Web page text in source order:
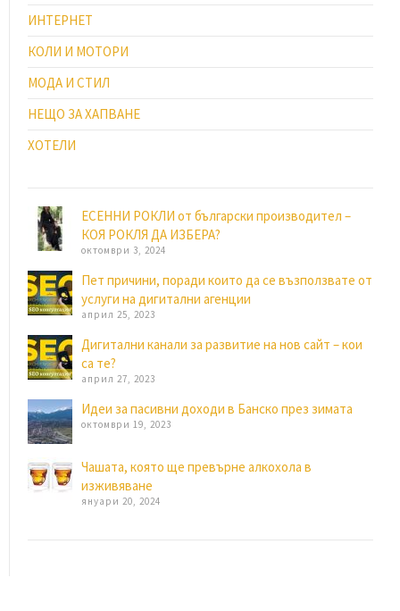
ИНТЕРНЕТ
КОЛИ И МОТОРИ
МОДА И СТИЛ
НЕЩО ЗА ХАПВАНЕ
ХОТЕЛИ
ЕСЕННИ РОКЛИ от български производител –
КОЯ РОКЛЯ ДА ИЗБЕРА?
октомври 3, 2024
Пет причини, поради които да се възползвате от
услуги на дигитални агенции
април 25, 2023
Дигитални канали за развитие на нов сайт – кои
са те?
април 27, 2023
Идеи за пасивни доходи в Банско през зимата
октомври 19, 2023
Чашата, която ще превърне алкохола в
изживяване
януари 20, 2024